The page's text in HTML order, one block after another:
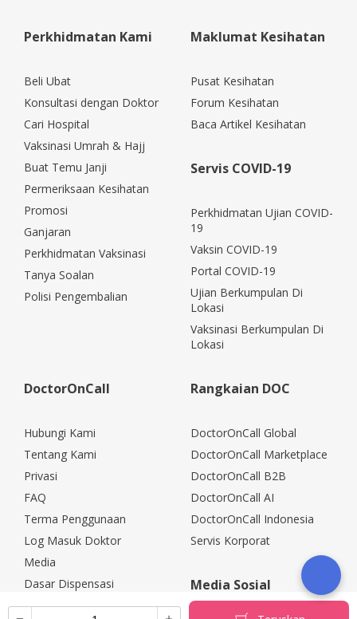
Perkhidmatan Kami
Beli Ubat
Konsultasi dengan Doktor
Cari Hospital
Vaksinasi Umrah & Hajj
Buat Temu Janji
Permeriksaan Kesihatan
Promosi
Ganjaran
Perkhidmatan Vaksinasi
Tanya Soalan
Polisi Pengembalian
Maklumat Kesihatan
Pusat Kesihatan
Forum Kesihatan
Baca Artikel Kesihatan
Servis COVID-19
Perkhidmatan Ujian COVID-
19
Vaksin COVID-19
Portal COVID-19
Ujian Berkumpulan Di
Lokasi
Vaksinasi Berkumpulan Di
Lokasi
DoctorOnCall
Hubungi Kami
Tentang Kami
Privasi
FAQ
Terma Penggunaan
Log Masuk Doktor
Media
Dasar Dispensasi
Kerjaya
Rangkaian DOC
DoctorOnCall Global
DoctorOnCall Marketplace
DoctorOnCall B2B
DoctorOnCall AI
DoctorOnCall Indonesia
Servis Korporat
Media Sosial